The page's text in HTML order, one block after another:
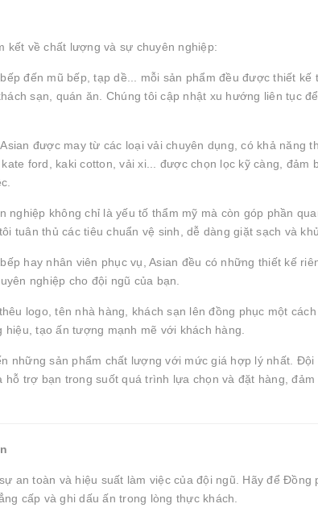
kết về chất lượng và sự chuyên nghiệp:
đến mũ bếp, tạp dề... mỗi sản phẩm đều được thiết kế
sạn, quán ăn. Chúng tôi cập nhật xu hướng liên tục
được may từ các loại vải chuyên dụng, có khả năng
ford, kaki cotton, vải xi... được chọn lọc kỹ càng, đảm
nghiệp không chỉ là yếu tố thẩm mỹ mà còn góp phần
tuân thủ các tiêu chuẩn vệ sinh, dễ dàng giặt sạch và
hay nhân viên phục vụ, Asian đều có những thiết kế
nghiệp cho đội ngũ của bạn.
logo, tên nhà hàng, khách sạn lên đồng phục một
tạo ấn tượng mạnh mẽ với khách hàng.
những sản phẩm chất lượng với mức giá hợp lý nhất. Đội
trợ bạn trong suốt quá trình lựa chọn và đặt hàng, đảm
an toàn và hiệu suất làm việc của đội ngũ. Hãy để Đồng
cấp và ghi dấu ấn trong lòng thực khách.